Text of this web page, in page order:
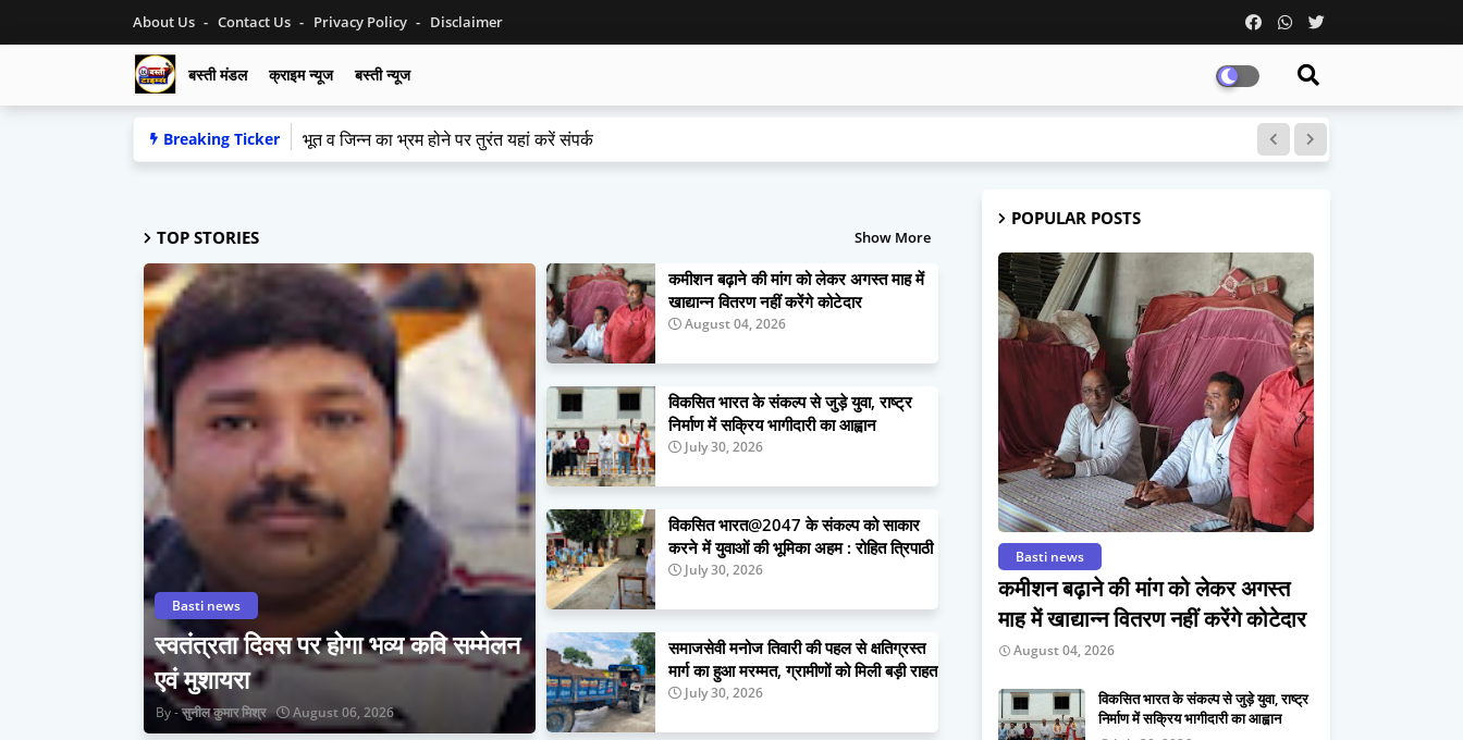
About Us Contact Us Privacy Policy Disclaimer
बस्ती मंडल क्राइम न्यूज बस्ती न्यूज
Breaking Ticker भूत व जिन्न का भ्रम होने पर तुरंत यहां करें संपर्क
TOP STORIES Show More
Basti news
स्वतंत्रता दिवस पर होगा भव्य कवि सम्मेलन
एवं मुशायरा
सुनील कुमार मिश्र August 06, 2026
कमीशन बढ़ाने की मांग को लेकर अगस्त माह में
खाद्यान्न वितरण नहीं करेंगे कोटेदार
August 04, 2026
विकसित भारत के संकल्प से जुड़े युवा, राष्ट्र
निर्माण में सक्रिय भागीदारी का आह्वान
July 30, 2026
विकसित भारत@2047 के संकल्प को साकार
करने में युवाओं की भूमिका अहम : रोहित त्रिपाठी
July 30, 2026
समाजसेवी मनोज तिवारी की पहल से क्षतिग्रस्त
मार्ग का हुआ मरम्मत, ग्रामीणों को मिली बड़ी राहत
July 30, 2026
POPULAR POSTS
Basti news
कमीशन बढ़ाने की मांग को लेकर अगस्त
माह में खाद्यान्न वितरण नहीं करेंगे कोटेदार
August 04, 2026
विकसित भारत के संकल्प से जुड़े युवा, राष्ट्र
निर्माण में सक्रिय भागीदारी का आह्वान